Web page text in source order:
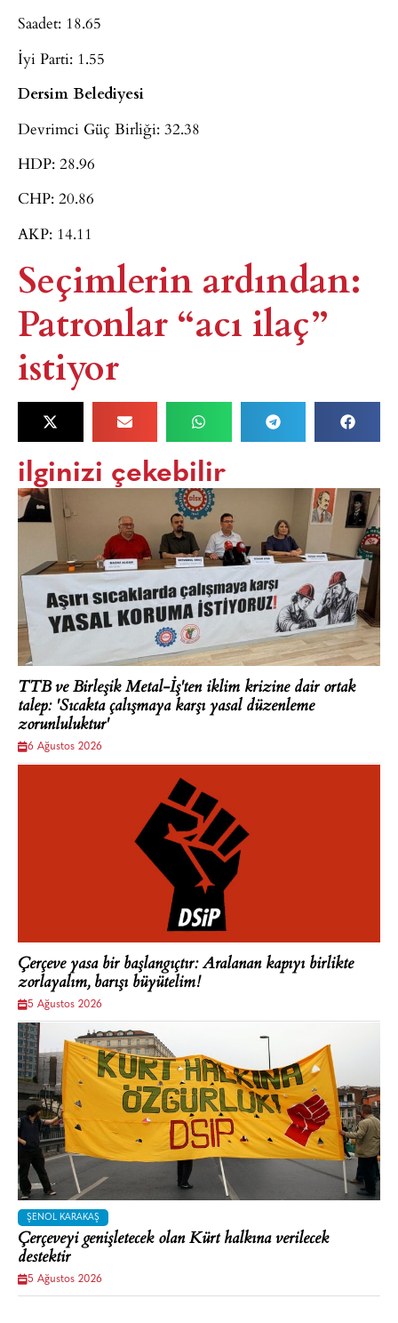
Saadet: 18.65
İyi Parti: 1.55
Dersim Belediyesi
Devrimci Güç Birliği: 32.38
HDP: 28.96
CHP: 20.86
AKP: 14.11
Seçimlerin ardından:
Patronlar “acı ilaç”
istiyor
ilginizi çekebilir
TTB ve Birleşik Metal-İş'ten iklim krizine dair ortak
talep: 'Sıcakta çalışmaya karşı yasal düzenleme
zorunluluktur'
6 Ağustos 2026
Çerçeve yasa bir başlangıçtır: Aralanan kapıyı birlikte
zorlayalım, barışı büyütelim!
5 Ağustos 2026
ŞENOL KARAKAŞ
Çerçeveyi genişletecek olan Kürt halkına verilecek
destektir
5 Ağustos 2026